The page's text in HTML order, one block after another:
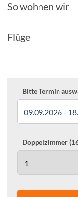
So wohnen wir
Flüge
Bitte Termin
09.09.2026 -
Doppelzimmer